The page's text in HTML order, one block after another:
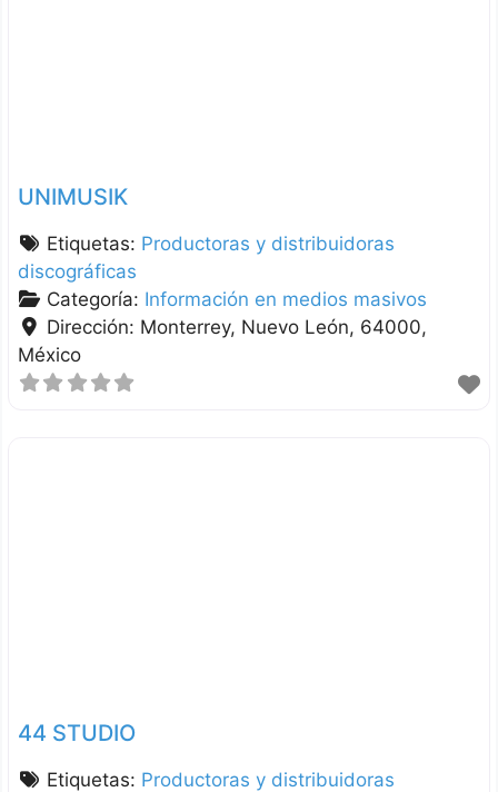
UNIMUSIK
Etiquetas: Productoras y distribuidoras
discográficas
Categoría: Información en medios masivos
Dirección: Monterrey Nuevo León 64000
México
44 STUDIO
Etiquetas: Productoras y distribuidoras